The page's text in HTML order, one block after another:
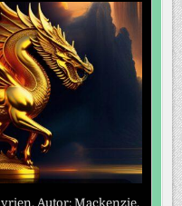
Autor: Mackenzie,